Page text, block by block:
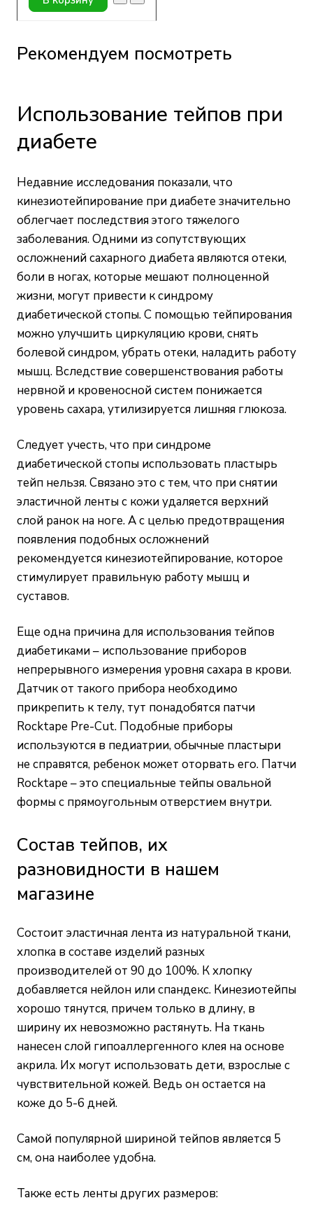
Рекомендуем посмотреть
Использование тейпов при
диабете
Недавние исследования показали, что
кинезиотейпирование при диабете значительно
облегчает последствия этого тяжелого
заболевания. Одними из сопутствующих
осложнений сахарного диабета являются отеки,
боли в ногах, которые мешают полноценной
жизни, могут привести к синдрому
диабетической стопы. С помощью тейпирования
можно улучшить циркуляцию крови, снять
болевой синдром, убрать отеки, наладить работу
мышц. Вследствие совершенствования работы
нервной и кровеносной систем понижается
уровень сахара, утилизируется лишняя глюкоза.
Следует учесть, что при синдроме
диабетической стопы использовать пластырь
тейп нельзя. Связано это с тем, что при снятии
эластичной ленты с кожи удаляется верхний
слой ранок на ноге. А с целью предотвращения
появления подобных осложнений
рекомендуется кинезиотейпирование, которое
стимулирует правильную работу мышц и
суставов.
Еще одна причина для использования тейпов
диабетиками – использование приборов
непрерывного измерения уровня сахара в крови.
Датчик от такого прибора необходимо
прикрепить к телу, тут понадобятся патчи
Rocktape Pre-Cut. Подобные приборы
используются в педиатрии, обычные пластыри
не справятся, ребенок может оторвать его. Патчи
Rocktape – это специальные тейпы овальной
формы с прямоугольным отверстием внутри.
Состав тейпов, их
разновидности в нашем
магазине
Состоит эластичная лента из натуральной ткани,
хлопка в составе изделий разных
производителей от 90 до 100%. К хлопку
добавляется нейлон или спандекс. Кинезиотейпы
хорошо тянутся, причем только в длину, в
ширину их невозможно растянуть. На ткань
нанесен слой гипоаллергенного клея на основе
акрила. Их могут использовать дети, взрослые с
чувствительной кожей. Ведь он остается на
коже до 5-6 дней.
Самой популярной шириной тейпов является 5
см, она наиболее удобна.
Также есть ленты других размеров: